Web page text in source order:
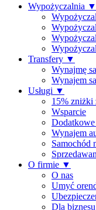
Wypożyczalnia ▼
Transfery ▼
Wynajmę
Wynajem
Usługi ▼
15% zniżki
Wsparcie
Dodatkowe
Wynajem
Samochód
O firmie ▼
O nas
Umyć
Dla biznesu